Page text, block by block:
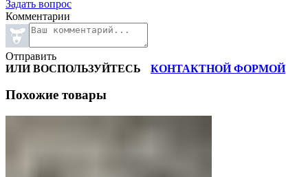
Задать вопрос
Комментарии
Отправить
ИЛИ ВОСПОЛЬЗУЙТЕСЬ
КОНТАКТНОЙ ФОРМОЙ
Похожие товары